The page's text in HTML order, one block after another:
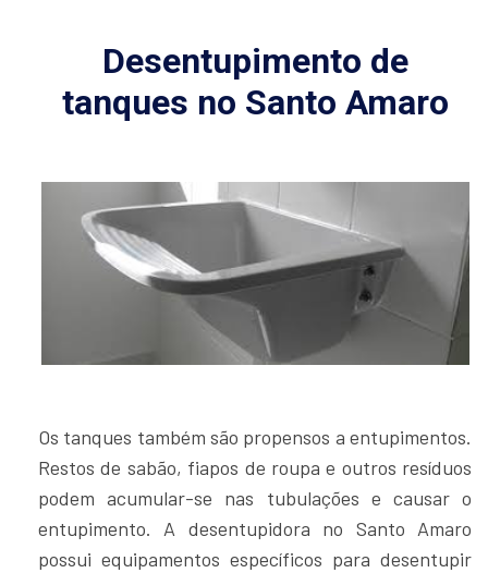
Desentupimento de
tanques no Santo Amaro
Os tanques também são propensos a entupimentos.
Restos de sabão, fiapos de roupa e outros resíduos
podem acumular-se nas tubulações e causar o
entupimento. A desentupidora no Santo Amaro
possui equipamentos específicos para desentupir